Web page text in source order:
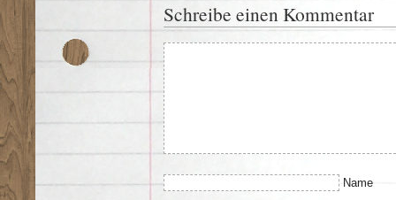
Schreibe einen Kommentar
Name